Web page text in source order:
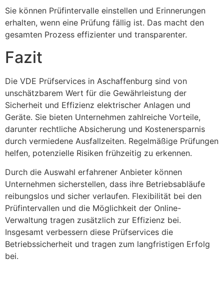
Sie können Prüfintervalle einstellen und Erinnerungen
erhalten, wenn eine Prüfung fällig ist. Das macht den
gesamten Prozess effizienter und transparenter.
Fazit
Die VDE Prüfservices in Aschaffenburg sind von
unschätzbarem Wert für die Gewährleistung der
Sicherheit und Effizienz elektrischer Anlagen und
Geräte. Sie bieten Unternehmen zahlreiche Vorteile,
darunter rechtliche Absicherung und Kostenersparnis
durch vermiedene Ausfallzeiten. Regelmäßige Prüfungen
helfen, potenzielle Risiken frühzeitig zu erkennen.
Durch die Auswahl erfahrener Anbieter können
Unternehmen sicherstellen, dass ihre Betriebsabläufe
reibungslos und sicher verlaufen. Flexibilität bei den
Prüfintervallen und die Möglichkeit der Online-
Verwaltung tragen zusätzlich zur Effizienz bei.
Insgesamt verbessern diese Prüfservices die
Betriebssicherheit und tragen zum langfristigen Erfolg
bei.